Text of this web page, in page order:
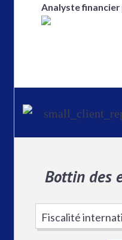
Analyste financier
Bottin des